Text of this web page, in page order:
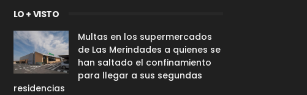
LO + VISTO
Multas en los supermercados
de Las Merindades a quienes se
han saltado el confinamiento
para llegar a sus segundas
residencias